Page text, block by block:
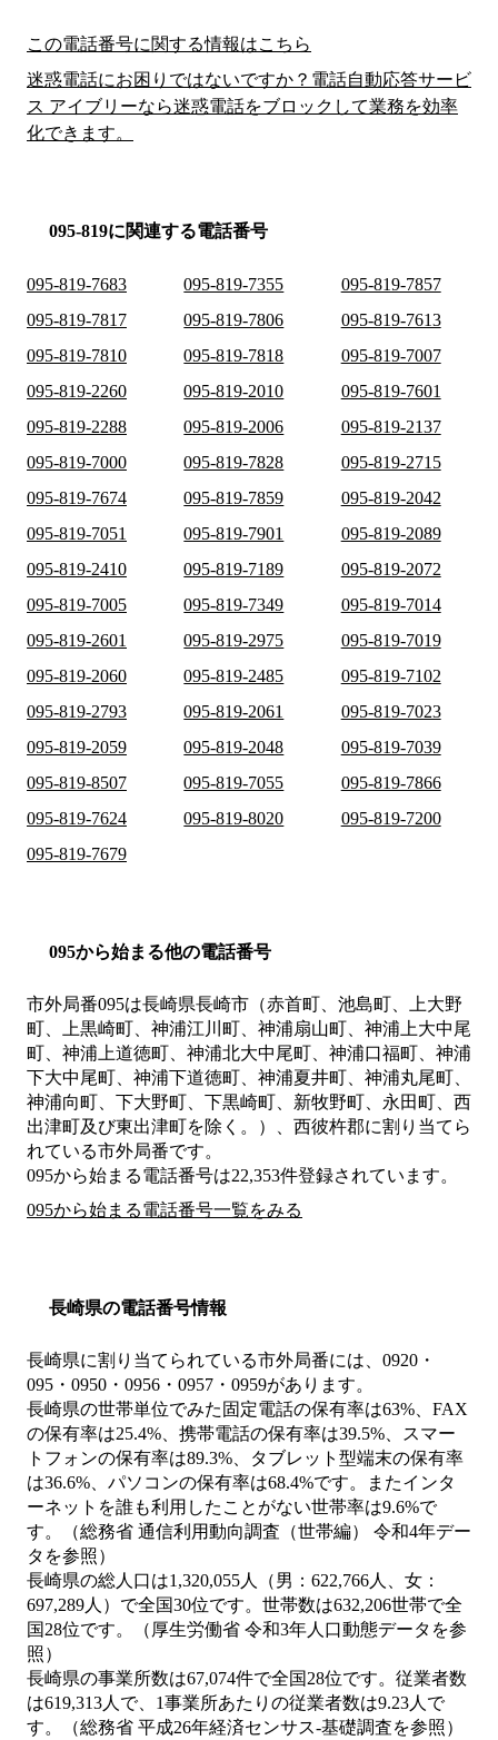
この電話番号に関する情報はこちら
迷惑電話にお困りではないですか？電話自動応答サービ
ス アイブリーなら迷惑電話をブロックして業務を効率
化できます。
095-819に関連する電話番号
095-819-7683 095-819-7355
095-819-7857
095-819-7817
095-819-7806
095-819-7613
095-819-7810
095-819-7818
095-819-7007
095-819-2260
095-819-2010
095-819-7601
095-819-2288
095-819-2006
095-819-2137
095-819-7000
095-819-7828
095-819-2715
095-819-7674
095-819-7859
095-819-2042
095-819-7051
095-819-7901
095-819-2089
095-819-2410
095-819-7189
095-819-2072
095-819-7005
095-819-7349
095-819-7014
095-819-2601
095-819-2975
095-819-7019
095-819-2060
095-819-2485
095-819-7102
095-819-2793
095-819-2061
095-819-7023
095-819-2059
095-819-2048
095-819-7039
095-819-8507
095-819-7055
095-819-7866
095-819-7624
095-819-8020
095-819-7200
095-819-7679
095から始まる他の電話番号
市外局番095は長崎県長崎市（赤首町、池島町、上大野
町、上黒崎町、神浦江川町、神浦扇山町、神浦上大中尾
町、神浦上道徳町、神浦北大中尾町、神浦口福町、神浦
下大中尾町、神浦下道徳町、神浦夏井町、神浦丸尾町、
神浦向町、下大野町、下黒崎町、新牧野町、永田町、西
出津町及び東出津町を除く。）、西彼杵郡に割り当てら
れている市外局番です。
095から始まる電話番号は22,353件登録されています。
095から始まる電話番号一覧をみる
長崎県の電話番号情報
長崎県に割り当てられている市外局番には、0920・
095・0950・0956・0957・0959があります。
長崎県の世帯単位でみた固定電話の保有率は63%、FAX
の保有率は25.4%、携帯電話の保有率は39.5%、スマー
トフォンの保有率は89.3%、タブレット型端末の保有率
は36.6%、パソコンの保有率は68.4%です。またインタ
ーネットを誰も利用したことがない世帯率は9.6%で
す。（総務省 通信利用動向調査（世帯編） 令和4年デー
タを参照）
長崎県の総人口は1,320,055人（男：622,766人、女：
697,289人）で全国30位です。世帯数は632,206世帯で全
国28位です。（厚生労働省 令和3年人口動態データを参
照）
長崎県の事業所数は67,074件で全国28位です。従業者数
は619,313人で、1事業所あたりの従業者数は9.23人で
す。（総務省 平成26年経済センサス‐基礎調査を参照）